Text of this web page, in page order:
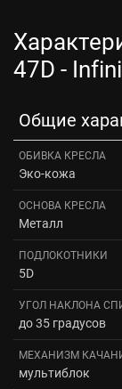
47D -
Общие
ОБИВКА КРЕСЛА
Эко-кожа
ОСНОВА КРЕСЛА
Металл
ПОДЛОКОТНИКИ
5D
УГОЛ НАКЛОНА
до 35 градусов
МЕХАНИЗМ
мультиблок